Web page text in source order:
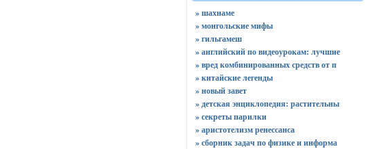
» шахнаме
» монгольские мифы
» гильгамеш
» английский по видеоурокам: лучшие
» вред комбинированных средств от п
» китайские легенды
» новый завет
» детская энциклопедия: растительны
» секреты парилки
» аристотелизм ренессанса
» сборник задач по физике и информа